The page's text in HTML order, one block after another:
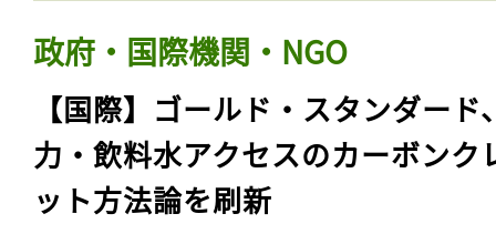
政府・国際機関・NGO
【国際】ゴールド・スタンダード
力・飲料水アクセスのカーボンク
ット方法論を刷新